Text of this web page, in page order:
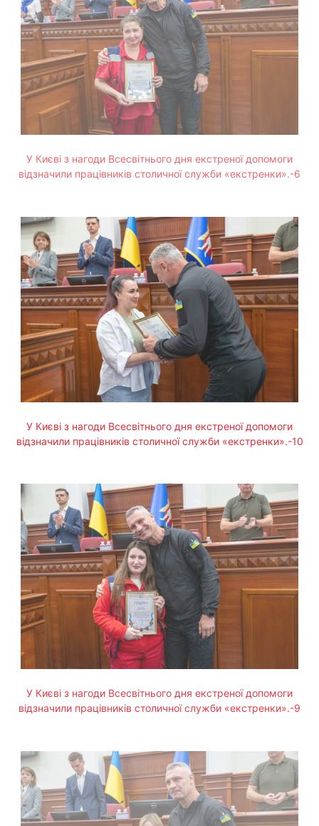
У Києві з нагоди Всесвітнього дня екстреної допомоги
відзначили працівників столичної служби «екстренки».-6
У Києві з нагоди Всесвітнього дня екстреної допомоги
відзначили працівників столичної служби «екстренки».-10
У Києві з нагоди Всесвітнього дня екстреної допомоги
відзначили працівників столичної служби «екстренки».-9